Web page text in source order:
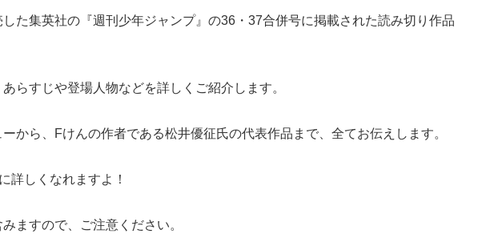
た集英社の『週刊少年ジャンプ』の36・37合併号に掲載された読み切り作品
らすじや登場人物などを詳しくご紹介します。
から、Fけんの作者である松井優征氏の代表作品まで、全てお伝えします。
詳しくなれますよ！
ますので、ご注意ください。